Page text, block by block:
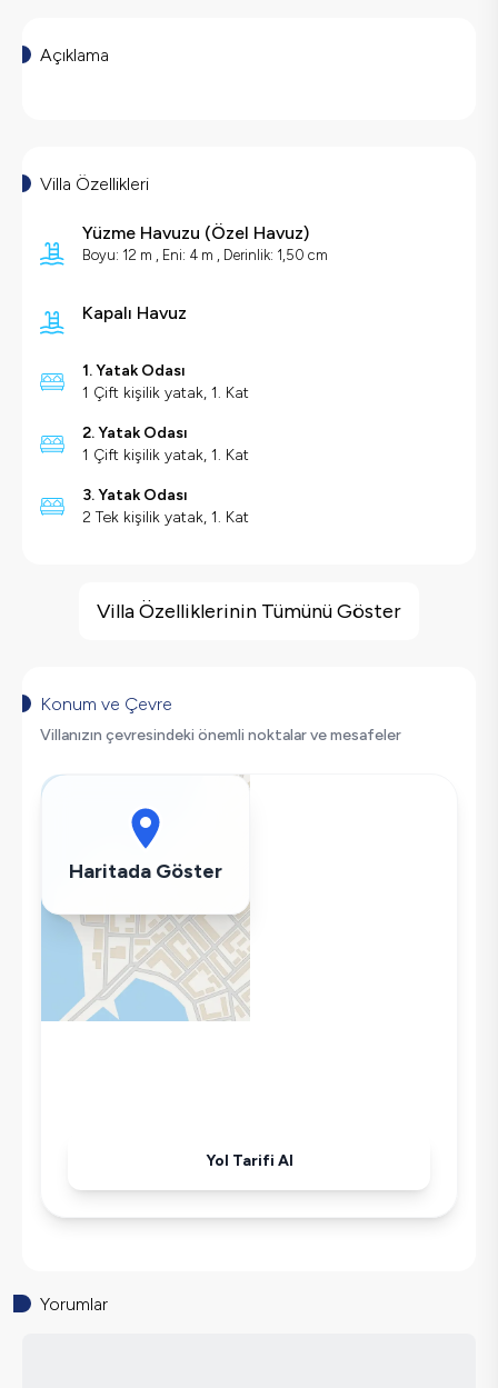
Açıklama
Villa Özellikleri
Yüzme Havuzu (Özel Havuz)
Boyu: 12 m , Eni: 4 m , Derinlik: 1,50 cm
Kapalı Havuz
1. Yatak Odası
1 Çift kişilik yatak, 1. Kat
2. Yatak Odası
1 Çift kişilik yatak, 1. Kat
3. Yatak Odası
2 Tek kişilik yatak, 1. Kat
Deniz Manzarası
Havuz Isıtma
Barbekü
Salıncak
Saç Kurutma Makinası
Buzdolabı
Wifi / İnternet
Tost Makinesi
Mikrodalga
Villa Özelliklerinin Tümünü Göster
Konum ve Çevre
Villanızın çevresindeki önemli noktalar ve mesafeler
Haritada Göster
Yol Tarifi Al
Yorumlar